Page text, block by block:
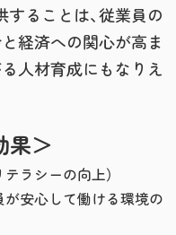
ることは、従業員の
経済への関心が高ま
人材育成にもなりえ
果＞
ラシーの向上）
が安心して働ける環境の